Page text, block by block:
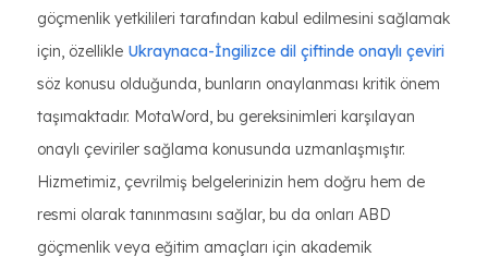
göçmenlik yetkilileri tarafından kabul edilmesini sağlamak
için, özellikle Ukraynaca-İngilizce dil çiftinde onaylı çeviri
söz konusu olduğunda, bunların onaylanması kritik önem
taşımaktadır. MotaWord, bu gereksinimleri karşılayan
onaylı çeviriler sağlama konusunda uzmanlaşmıştır.
Hizmetimiz, çevrilmiş belgelerinizin hem doğru hem de
resmi olarak tanınmasını sağlar, bu da onları ABD
göçmenlik veya eğitim amaçları için akademik